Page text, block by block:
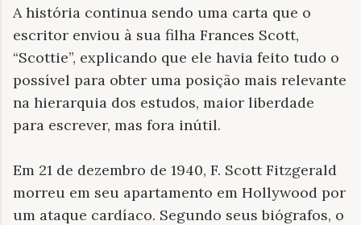
A história continua sendo uma carta que o
escritor enviou à sua filha Frances Scott,
“Scottie”, explicando que ele havia feito tudo o
possível para obter uma posição mais relevante
na hierarquia dos estudos, maior liberdade
para escrever, mas fora inútil.
Em 21 de dezembro de 1940, F. Scott Fitzgerald
morreu em seu apartamento em Hollywood por
um ataque cardíaco. Segundo seus biógrafos, o